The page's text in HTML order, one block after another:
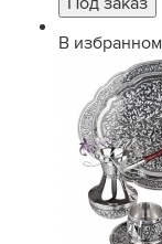
В избранном